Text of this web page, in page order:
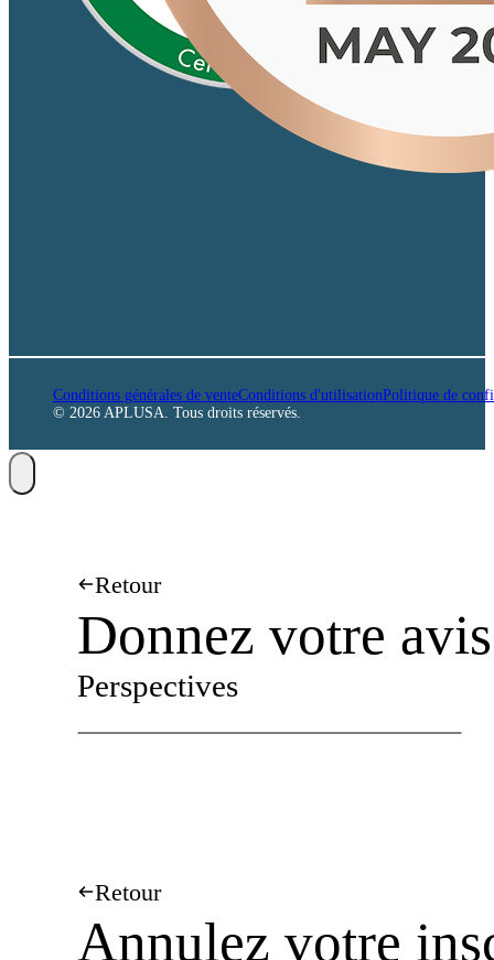
Conditions générales de venteConditions d'utilisationPolitique de
© 2026 APLUSA. Tous droits réservés.
Retour
Donnez votre avis
Perspectives
Retour
Annulez votre